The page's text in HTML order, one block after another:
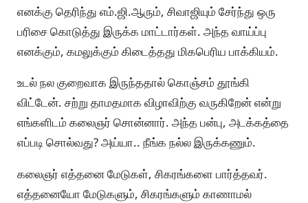
எனக்கு தெரிந்து எம்.ஜி.ஆரும், சிவாஜியும் சேர்ந்து ஒரு
பரிசை கொடுத்து இருக்க மாட்டார்கள். அந்த வாய்ப்பு
எனக்கும், கமலுக்கும் கிடைத்தது மிகபெரிய பாக்கியம்.
உடல் நல குறைவாக இருந்ததால் கொஞ்சம் தூங்கி
விட்டேன். சற்று தாமதமாக விழாவிற்கு வருகிறேன் என்று
எங்களிடம் கலைஞர் சொன்னார். அந்த பன்பு, அடக்கத்தை
எப்படி சொல்வது? அய்யா.. நீங்க நல்ல இருக்கணும்.
கலைஞர் எத்தனை மேடுகள், சிகரங்களை பார்த்தவர்.
எத்தனையோ மேடுகளும், சிகரங்களும் காணாமல்